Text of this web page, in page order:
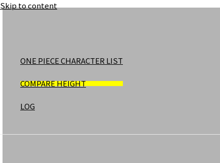
Skip to content
ONE PIECE CHARACTER LIST
COMPARE HEIGHT
LOG